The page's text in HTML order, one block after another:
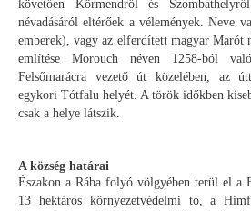
követően Körmendről és
névadásáról eltérőek a vélemények. Neve
emberek), vagy az elferdített magyar Marót
említése Morouch néven 1258-ból
Felsőmarácra vezető út közelében, az
egykori Tótfalu helyét. A török időkben
csak a helye látszik.
A község határai
Északon a Rába folyó völgyében terül el a
13 hektáros környezetvédelmi tó, a